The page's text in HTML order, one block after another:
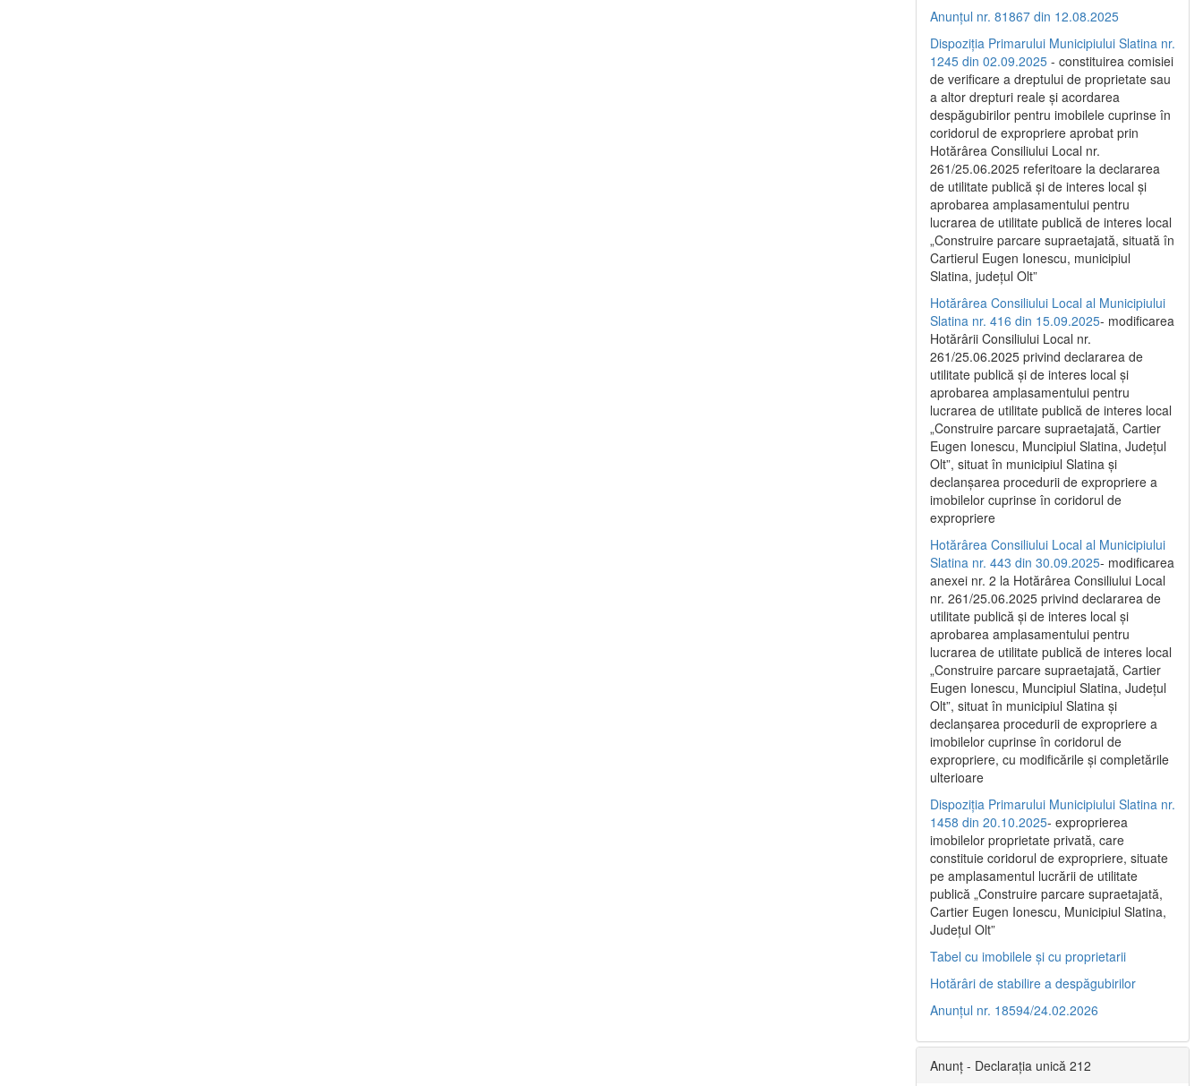
Anunțul nr. 81867 din 12.08.2025
Dispoziția Primarului Municipiului Slatina nr.
1245 din 02.09.2025 - constituirea comisiei
de verificare a dreptului de proprietate sau
a altor drepturi reale și acordarea
despăgubirilor pentru imobilele cuprinse în
coridorul de expropriere aprobat prin
Hotărârea Consiliului Local nr.
261/25.06.2025 referitoare la declararea
de utilitate publică și de interes local și
aprobarea amplasamentului pentru
lucrarea de utilitate publică de interes local
„Construire parcare supraetajată, situată în
Cartierul Eugen Ionescu, municipiul
Slatina, județul Olt”
Hotărârea Consiliului Local al Municipiului
Slatina nr. 416 din 15.09.2025- modificarea
Hotărârii Consiliului Local nr.
261/25.06.2025 privind declararea de
utilitate publică și de interes local și
aprobarea amplasamentului pentru
lucrarea de utilitate publică de interes local
„Construire parcare supraetajată, Cartier
Eugen Ionescu, Muncipiul Slatina, Județul
Olt”, situat în municipiul Slatina și
declanșarea procedurii de expropriere a
imobilelor cuprinse în coridorul de
expropriere
Hotărârea Consiliului Local al Municipiului
Slatina nr. 443 din 30.09.2025- modificarea
anexei nr. 2 la Hotărârea Consiliului Local
nr. 261/25.06.2025 privind declararea de
utilitate publică şi de interes local şi
aprobarea amplasamentului pentru
lucrarea de utilitate publică de interes local
„Construire parcare supraetajată, Cartier
Eugen Ionescu, Muncipiul Slatina, Judeţul
Olt”, situat în municipiul Slatina şi
declanşarea procedurii de expropriere a
imobilelor cuprinse în coridorul de
expropriere, cu modificările şi completările
ulterioare
Dispoziția Primarului Municipiului Slatina nr.
1458 din 20.10.2025- exproprierea
imobilelor proprietate privată, care
constituie coridorul de expropriere, situate
pe amplasamentul lucrării de utilitate
publică „Construire parcare supraetajată,
Cartier Eugen Ionescu, Municipiul Slatina,
Județul Olt”
Tabel cu imobilele și cu proprietarii
Hotărâri de stabilire a despăgubirilor
Anunțul nr. 18594/24.02.2026
Anunț - Declarația unică 212